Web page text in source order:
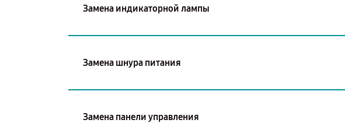
Замена индикаторной лампы
Замена шнура питания
Замена панели управления